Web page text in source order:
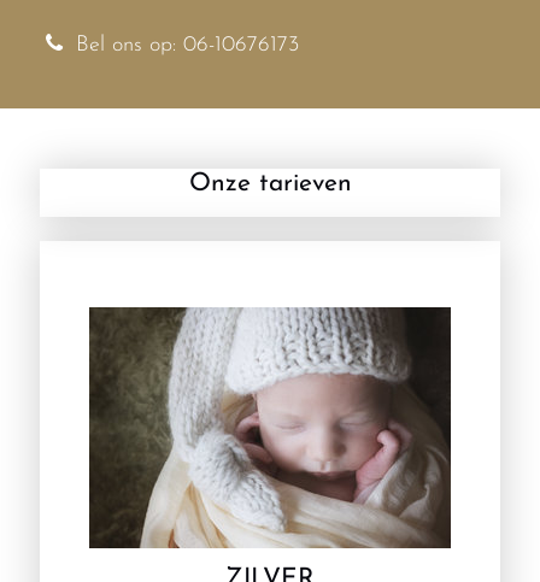
Bel ons op: 06-10676173
Onze tarieven